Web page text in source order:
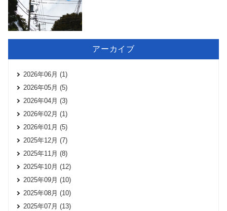
アーカイブ
2026年06月 (1)
2026年05月 (5)
2026年04月 (3)
2026年02月 (1)
2026年01月 (5)
2025年12月 (7)
2025年11月 (8)
2025年10月 (12)
2025年09月 (10)
2025年08月 (10)
2025年07月 (13)